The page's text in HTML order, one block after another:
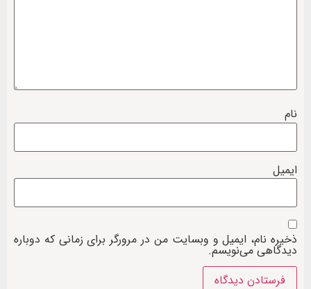
نام
ایمیل
ذخیره نام، ایمیل و وبسایت من در مرورگر برای زمانی که دوباره
دیدگاهی می‌نویسم.